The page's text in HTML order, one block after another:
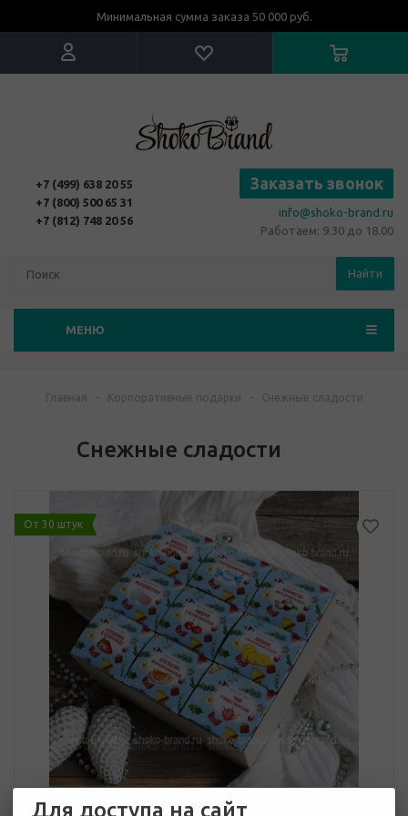
Минимальная сумма заказа 50 000 руб.
+7 (499) 638 20 55
+7 (800) 500 65 31
+7 (812) 748 20 56
Заказать звонок
info@shoko-brand.ru
Работаем: 9.30 до 18.00
Найти
МЕНЮ
Главная - Корпоративные подарки - Снежные сладости
Снежные сладости
От 30 штук
Для доступа на сайт